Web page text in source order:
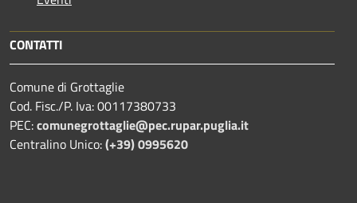
CONTATTI
Comune di Grottaglie
Cod. Fisc./P. Iva: 00117380733
PEC:comunegrottaglie@pec.rupar.puglia.it
Centralino Unico:(+39) 0995620